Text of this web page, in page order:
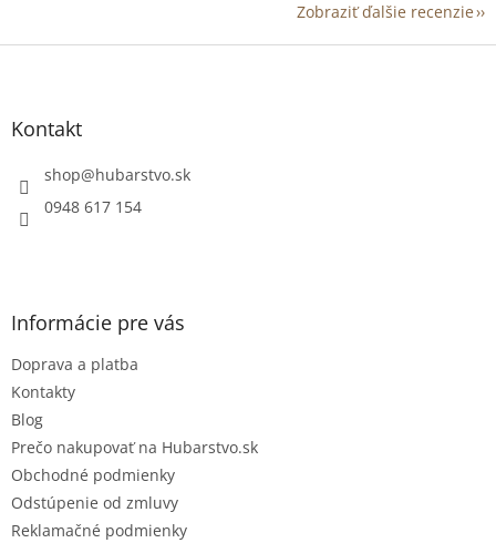
Zobraziť ďalšie recenzie
Z
Kontakt
shop@hubarstvo.sk
0948 617 154
Informácie pre vás
Doprava a platba
Kontakty
Blog
Prečo nakupovať na Hubarstvo.sk
Obchodné podmienky
Odstúpenie od zmluvy
Reklamačné podmienky